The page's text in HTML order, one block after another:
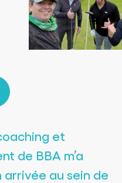
et
de BBA m’a
arrivée au sein de